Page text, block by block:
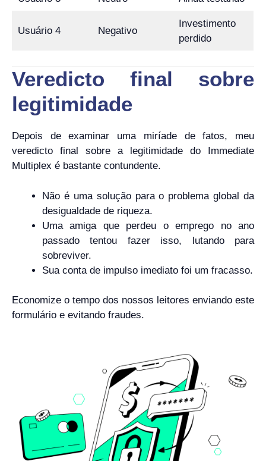
Usuário 4 Negativo
Investimento
perdido
Veredicto final sobre
legitimidade
Depois de examinar uma miríade de fatos, meu
veredicto final sobre a legitimidade do Immediate
Multiplex é bastante contundente.
Não é uma solução para o problema global da
desigualdade de riqueza.
Uma amiga que perdeu o emprego no ano
passado tentou fazer isso, lutando para
sobreviver.
Sua conta de impulso imediato foi um fracasso.
Economize o tempo dos nossos leitores enviando este
formulário e evitando fraudes.